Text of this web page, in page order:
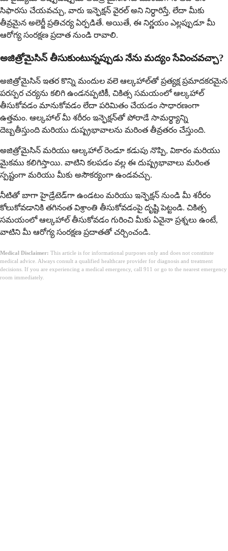
సిఫారసు చేయవచ్చు, వారు ఇన్ఫెక్షన్ వైరల్ అని నిర్ధారిస్తే, లేదా మీకు
తీవ్రమైన అలెర్జీ ప్రతిచర్య ఏర్పడితే. అయితే, ఈ నిర్ణయం ఎల్లప్పుడూ మీ
ఆరోగ్య సంరక్షణ ప్రదాత నుండి రావాలి.
అజిత్రోమైసిన్ తీసుకుంటున్నప్పుడు నేను మద్యం సేవించవచ్చా?
అజిత్రోమైసిన్ ఇతర కొన్ని మందుల వలె ఆల్కహాల్‌తో ప్రత్యక్ష ప్రమాదకరమైన
పరస్పర చర్యను కలిగి ఉండనప్పటికీ, చికిత్స సమయంలో ఆల్కహాల్
తీసుకోవడం మానుకోవడం లేదా పరిమితం చేయడం సాధారణంగా
ఉత్తమం. ఆల్కహాల్ మీ శరీరం ఇన్ఫెక్షన్‌తో పోరాడే సామర్థ్యాన్ని
దెబ్బతీస్తుంది మరియు దుష్ప్రభావాలను మరింత తీవ్రతరం చేస్తుంది.
అజిత్రోమైసిన్ మరియు ఆల్కహాల్ రెండూ కడుపు నొప్పి, వికారం మరియు
మైకము కలిగిస్తాయి. వాటిని కలపడం వల్ల ఈ దుష్ప్రభావాలు మరింత
స్పష్టంగా మరియు మీకు అసౌకర్యంగా ఉండవచ్చు.
నీటితో బాగా హైడ్రేటెడ్‌గా ఉండటం మరియు ఇన్ఫెక్షన్ నుండి మీ శరీరం
కోలుకోవడానికి తగినంత విశ్రాంతి తీసుకోవడంపై దృష్టి పెట్టండి. చికిత్స
సమయంలో ఆల్కహాల్ తీసుకోవడం గురించి మీకు ఏవైనా ప్రశ్నలు ఉంటే,
వాటిని మీ ఆరోగ్య సంరక్షణ ప్రదాతతో చర్చించండి.
Medical Disclaimer: This article is for informational purposes only and does not constitute
medical advice. Always consult a qualified healthcare provider for diagnosis and treatment
decisions. If you are experiencing a medical emergency, call 911 or go to the nearest emergency
room immediately.